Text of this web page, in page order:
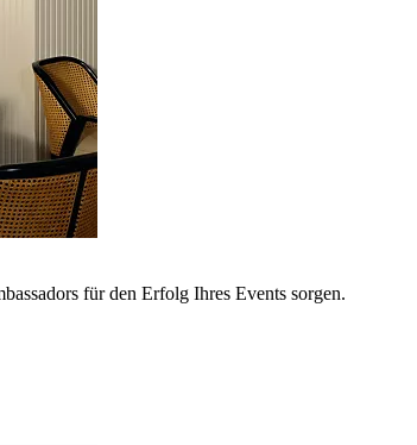
für den Erfolg Ihres Events sorgen.